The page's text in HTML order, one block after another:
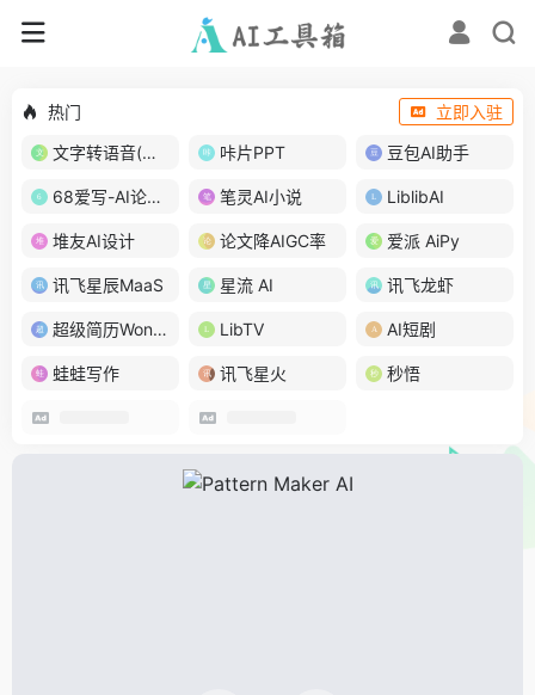
热门
立即入驻
文字转语音(琅琅配音)
咔片PPT 豆包AI助手
68爱写-AI论文写作 笔灵AI小说 LiblibAI
堆友AI设计 论文降AIGC率 爱派 AiPy
讯飞星辰MaaS 星流 AI 讯飞龙虾
超级简历WonderCV LibTV AI短剧
蛙蛙写作 讯飞星火 秒悟